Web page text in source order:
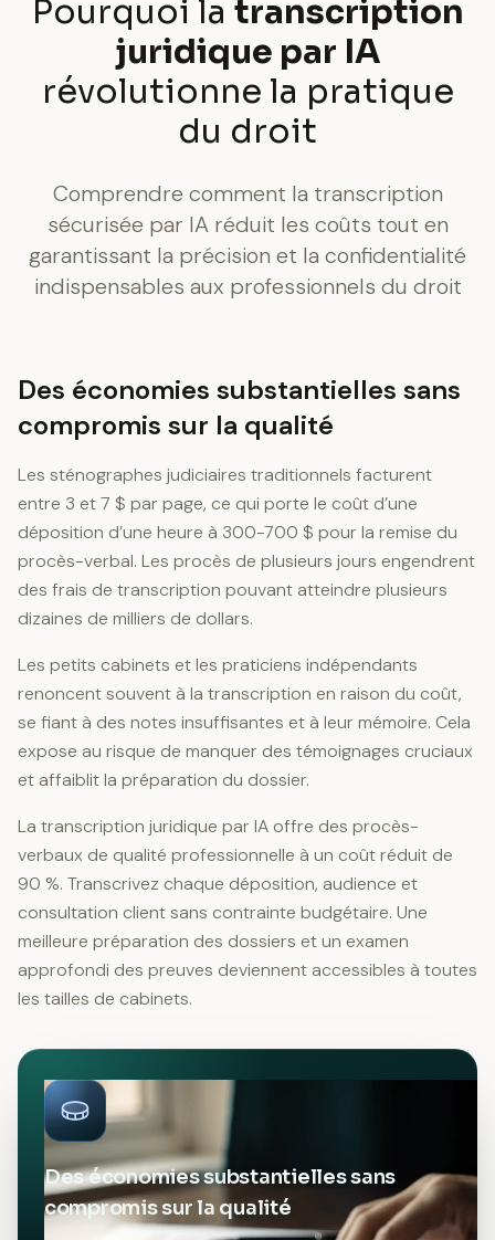
Pourquoi la transcription
juridique par IA
révolutionne la pratique
du droit
Comprendre comment la transcription
sécurisée par IA réduit les coûts tout en
garantissant la précision et la confidentialité
indispensables aux professionnels du droit
Des économies substantielles sans
compromis sur la qualité
Les sténographes judiciaires traditionnels facturent
entre 3 et 7 $ par page, ce qui porte le coût d’une
déposition d’une heure à 300-700 $ pour la remise du
procès-verbal. Les procès de plusieurs jours engendrent
des frais de transcription pouvant atteindre plusieurs
dizaines de milliers de dollars.
Les petits cabinets et les praticiens indépendants
renoncent souvent à la transcription en raison du coût,
se fiant à des notes insuffisantes et à leur mémoire. Cela
expose au risque de manquer des témoignages cruciaux
et affaiblit la préparation du dossier.
La transcription juridique par IA offre des procès-
verbaux de qualité professionnelle à un coût réduit de
90 %. Transcrivez chaque déposition, audience et
consultation client sans contrainte budgétaire. Une
meilleure préparation des dossiers et un examen
approfondi des preuves deviennent accessibles à toutes
les tailles de cabinets.
Des économies substantielles sans
compromis sur la qualité